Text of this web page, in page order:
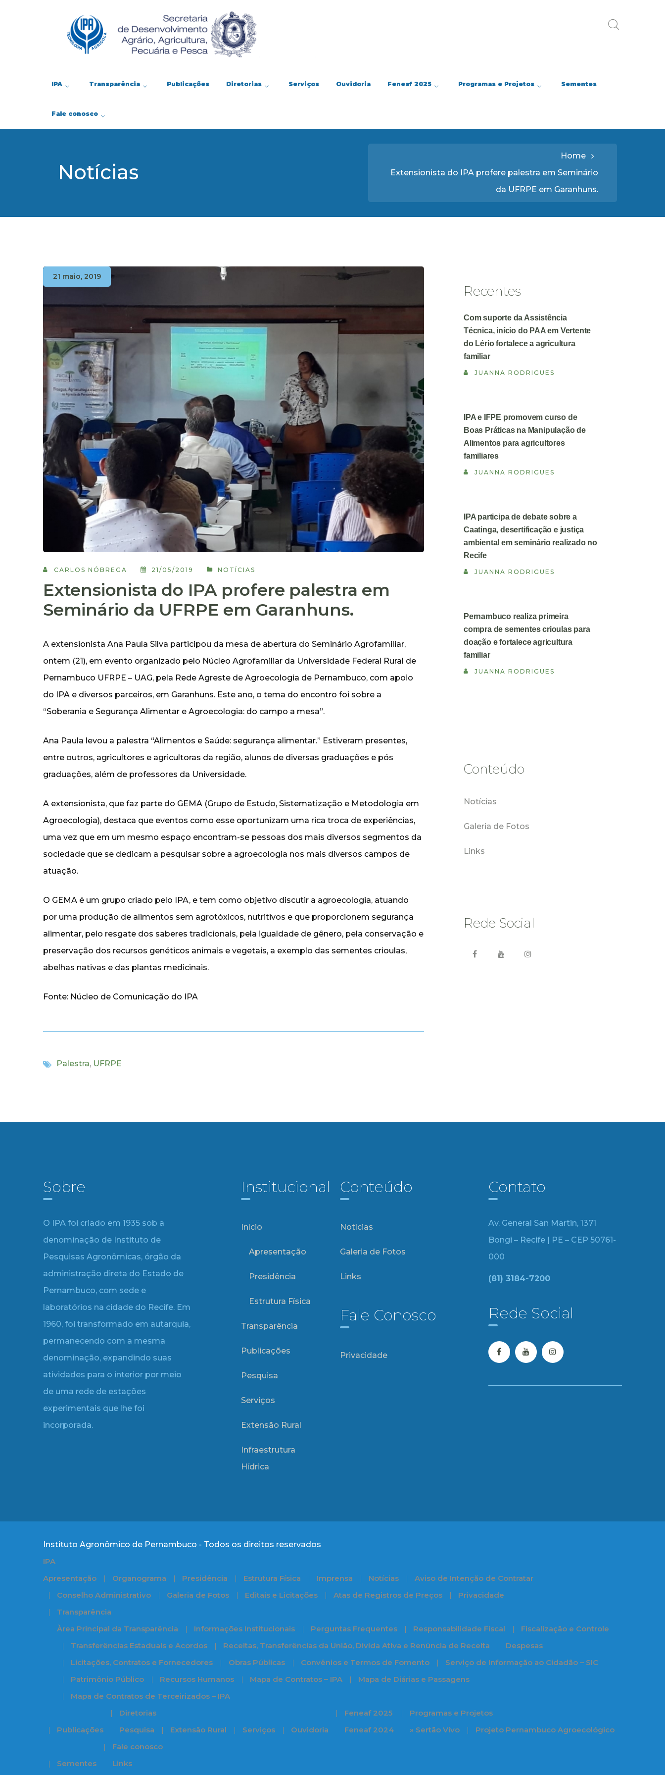
IPA Transparência Publicações Diretorias Serviços Ouvidoria Feneaf 2025 Programas e Projetos Sementes
Fale conosco
Notícias
Home
Extensionista do IPA profere palestra em Seminário
da UFRPE em Garanhuns.
21 maio, 2019
CARLOS NÓBREGA 21/05/2019 NOTÍCIAS
Extensionista do IPA profere palestra em
Seminário da UFRPE em Garanhuns.
A extensionista Ana Paula Silva participou da mesa de abertura do Seminário Agrofamiliar,
ontem (21), em evento organizado pelo Núcleo Agrofamiliar da Universidade Federal Rural de
Pernambuco UFRPE – UAG, pela Rede Agreste de Agroecologia de Pernambuco, com apoio
do IPA e diversos parceiros, em Garanhuns. Este ano, o tema do encontro foi sobre a
“Soberania e Segurança Alimentar e Agroecologia: do campo a mesa”.
Ana Paula levou a palestra “Alimentos e Saúde: segurança alimentar.” Estiveram presentes,
entre outros, agricultores e agricultoras da região, alunos de diversas graduações e pós
graduações, além de professores da Universidade.
A extensionista, que faz parte do GEMA (Grupo de Estudo, Sistematização e Metodologia em
Agroecologia), destaca que eventos como esse oportunizam uma rica troca de experiências,
uma vez que em um mesmo espaço encontram-se pessoas dos mais diversos segmentos da
sociedade que se dedicam a pesquisar sobre a agroecologia nos mais diversos campos de
atuação.
O GEMA é um grupo criado pelo IPA, e tem como objetivo discutir a agroecologia, atuando
por uma produção de alimentos sem agrotóxicos, nutritivos e que proporcionem segurança
alimentar, pelo resgate dos saberes tradicionais, pela igualdade de gênero, pela conservação e
preservação dos recursos genéticos animais e vegetais, a exemplo das sementes crioulas,
abelhas nativas e das plantas medicinais.
Fonte: Núcleo de Comunicação do IPA
Palestra, UFRPE
Recentes
Com suporte da Assistência
Técnica, início do PAA em Vertente
do Lério fortalece a agricultura
familiar
JUANNA RODRIGUES
IPA e IFPE promovem curso de
Boas Práticas na Manipulação de
Alimentos para agricultores
familiares
JUANNA RODRIGUES
IPA participa de debate sobre a
Caatinga, desertificação e justiça
ambiental em seminário realizado no
Recife
JUANNA RODRIGUES
Pernambuco realiza primeira
compra de sementes crioulas para
doação e fortalece agricultura
familiar
JUANNA RODRIGUES
Conteúdo
Notícias
Galeria de Fotos
Links
Rede Social
Sobre
O IPA foi criado em 1935 sob a
denominação de Instituto de
Pesquisas Agronômicas, órgão da
administração direta do Estado de
Pernambuco, com sede e
laboratórios na cidade do Recife. Em
1960, foi transformado em autarquia,
permanecendo com a mesma
denominação, expandindo suas
atividades para o interior por meio
de uma rede de estações
experimentais que lhe foi
incorporada.
Institucional
Início
Apresentação
Presidência
Estrutura Física
Transparência
Publicações
Pesquisa
Serviços
Extensão Rural
Infraestrutura
Hídrica
Conteúdo
Notícias
Galeria de Fotos
Links
Fale Conosco
Privacidade
Contato
Av. General San Martin, 1371
Bongi – Recife | PE – CEP 50761-
000
(81) 3184-7200
Rede Social
Instituto Agronômico de Pernambuco - Todos os direitos reservados
IPA
Apresentação
Organograma Presidência Estrutura Física Imprensa Notícias
Aviso de Intenção de Contratar
Conselho Administrativo
Galeria de Fotos Editais e Licitações Atas de Registros de Preços
Privacidade
Transparência
Àrea Principal da Transparência
Informações Institucionais Perguntas Frequentes Responsabilidade Fiscal
Fiscalização e Controle
Transferências Estaduais e Acordos
Receitas, Transferências da União, Dívida Ativa e Renúncia de Receita
Despesas
Licitações, Contratos e Fornecedores
Obras Públicas Convênios e Termos de Fomento
Serviço de Informação ao Cidadão – SIC
Patrimônio Público
Recursos Humanos Mapa de Contratos – IPA
Mapa de Diárias e Passagens
Mapa de Contratos de Terceirizados – IPA
Publicações
Diretorias
Pesquisa
Extensão Rural Serviços Ouvidoria
Feneaf 2025
Feneaf 2024
Programas e Projetos
» Sertão Vivo
Projeto Pernambuco Agroecológico
Sementes
Fale conosco
Links